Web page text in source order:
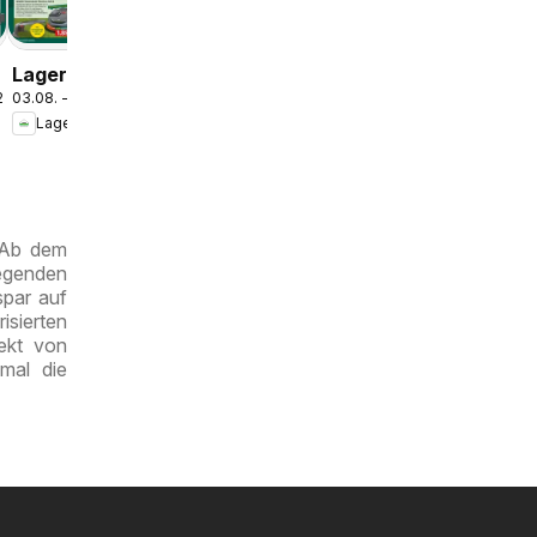
Lagerhaus
Wochen
Angebote
03.08. - 16.08.2026
Lagerhaus
dem
auf
von
die